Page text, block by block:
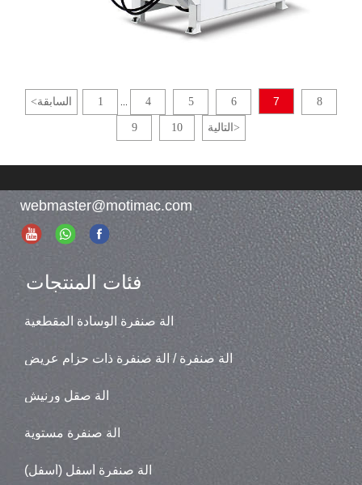
<السابقة 1 4 5 6 7 8
9 10 التالية>
webmaster@motimac.com
فئات المنتجات
آلة صنفرة الوسادة المقطعية
آلة صنفرة / آلة صنفرة ذات حزام عريض
آلة صقل ورنيش
آلة صنفرة مستوية
آلة صنفرة أسفل (أسفل)